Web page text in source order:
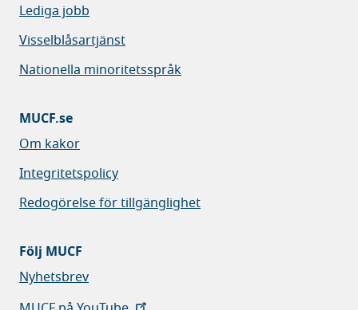
Lediga jobb
Visselblåsartjänst
Nationella minoritetsspråk
MUCF.se
Om kakor
Integritetspolicy
Redogörelse för tillgänglighet
Följ MUCF
Nyhetsbrev